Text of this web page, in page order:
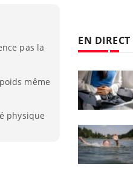
pas la
même
physique
EN DIRECT